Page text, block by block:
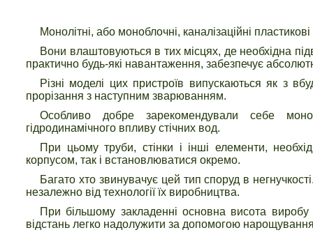
Монолітні, або моноблочні, каналізаційні
Вони влаштовуються в тих місцях, де необхідна
практично будь-які навантаження, забезпечує
Різні моделі цих пристроїв випускаються як з
прорізання з наступним зварюванням.
Особливо добре зарекомендували себе
гідродинамічного впливу стічних вод.
При цьому труби, стінки і інші елементи,
корпусом, так і встановлюватися окремо.
Багато хто звинувачує цей тип споруд в
незалежно від технології їх виробництва.
При більшому закладенні основна висота
відстань легко надолужити за допомогою